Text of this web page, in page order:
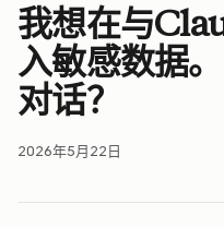
我想在与
入敏感数据
对话？
2026年5月22日